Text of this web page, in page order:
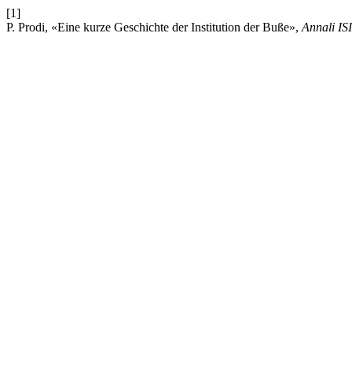
[1]
P. Prodi, «Eine kurze Geschichte der Institution der Buße», Annali